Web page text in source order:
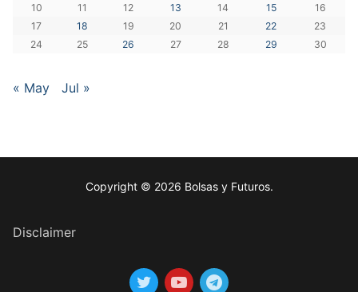
10
11 12 13 14 15
16
17
18 19 20 21 22
23
24
25 26 27 28 29 30
« May Jul »
Copyright © 2026 Bolsas y Futuros.
Disclaimer